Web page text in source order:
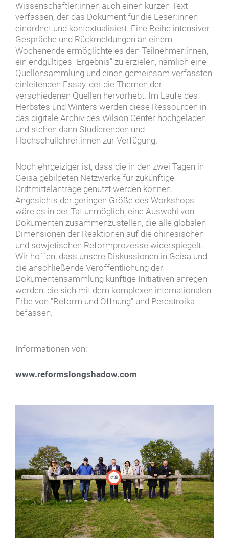
Wissenschaftler:innen auch einen kurzen Text
verfassen, der das Dokument für die Leser:innen
einordnet und kontextualisiert. Eine Reihe intensiver
Gespräche und Rückmeldungen an einem
Wochenende ermöglichte es den Teilnehmer:innen,
ein endgültiges "Ergebnis" zu erzielen, nämlich eine
Quellensammlung und einen gemeinsam verfassten
einleitenden Essay, der die Themen der
verschiedenen Quellen hervorhebt. Im Laufe des
Herbstes und Winters werden diese Ressourcen in
das digitale Archiv des Wilson Center hochgeladen
und stehen dann Studierenden und
Hochschullehrer:innen zur Verfügung.
Noch ehrgeiziger ist, dass die in den zwei Tagen in
Geisa gebildeten Netzwerke für zukünftige
Drittmittelanträge genutzt werden können.
Angesichts der geringen Größe des Workshops
wäre es in der Tat unmöglich, eine Auswahl von
Dokumenten zusammenzustellen, die alle globalen
Dimensionen der Reaktionen auf die chinesischen
und sowjetischen Reformprozesse widerspiegelt.
Wir hoffen, dass unsere Diskussionen in Geisa und
die anschließende Veröffentlichung der
Dokumentensammlung künftige Initiativen anregen
werden, die sich mit dem komplexen internationalen
Erbe von "Reform und Öffnung" und Perestroika
befassen.
Informationen von:
www.reformslongshadow.com